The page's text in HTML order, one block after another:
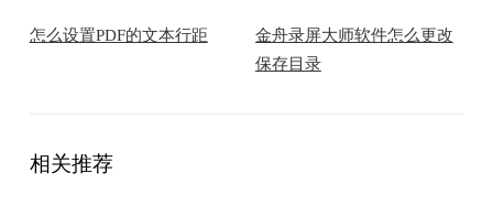
怎么设置PDF的文本行距
金舟录屏大师软件怎么更改
保存目录
相关推荐